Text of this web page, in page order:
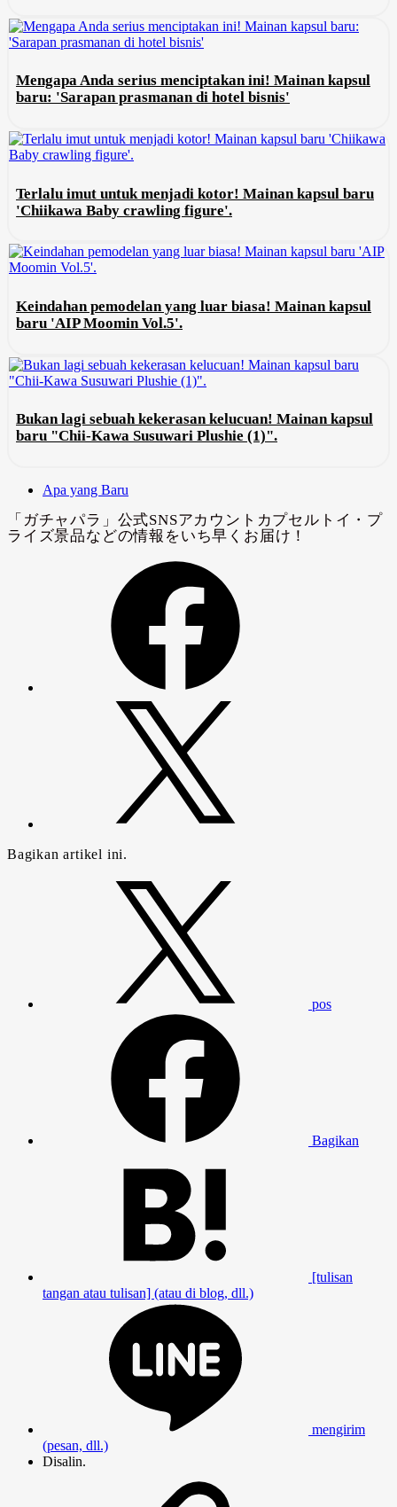
Mengapa Anda serius menciptakan ini! Mainan kapsul
baru: 'Sarapan prasmanan di hotel bisnis'
Terlalu imut untuk menjadi kotor! Mainan kapsul baru
'Chiikawa Baby crawling figure'.
Keindahan pemodelan yang luar biasa! Mainan kapsul
baru 'AIP Moomin Vol.5'.
Bukan lagi sebuah kekerasan kelucuan! Mainan kapsul
baru "Chii-Kawa Susuwari Plushie (1)".
Apa yang Baru
Bagikan artikel ini.
pos
Bagikan
[tulisan
tangan atau tulisan] (atau di blog, dll.)
mengirim
(pesan, dll.)
Disalin.